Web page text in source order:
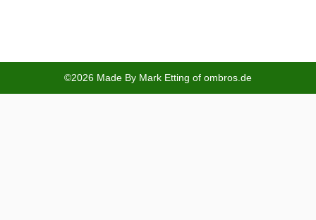
©2026 Made By Mark Etting of ombros.de